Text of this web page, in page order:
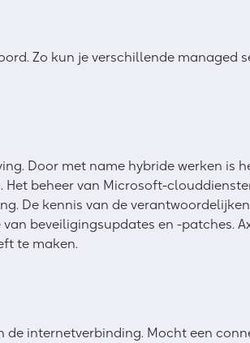
Zo kun je verschillende managed
Door met name hybride werken is
beheer van Microsoft-
De kennis van de
beveiligingsupdates en -patches.
te maken.
internetverbinding. Mocht een